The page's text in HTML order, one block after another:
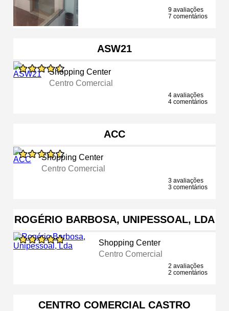
9 avaliações
7 comentários
ASW21
Shopping Center
Centro Comercial
4 avaliações
4 comentários
ACC
Shopping Center
Centro Comercial
3 avaliações
3 comentários
ROGÉRIO BARBOSA, UNIPESSOAL, LDA
Shopping Center
Centro Comercial
2 avaliações
2 comentários
CENTRO COMERCIAL CASTRO